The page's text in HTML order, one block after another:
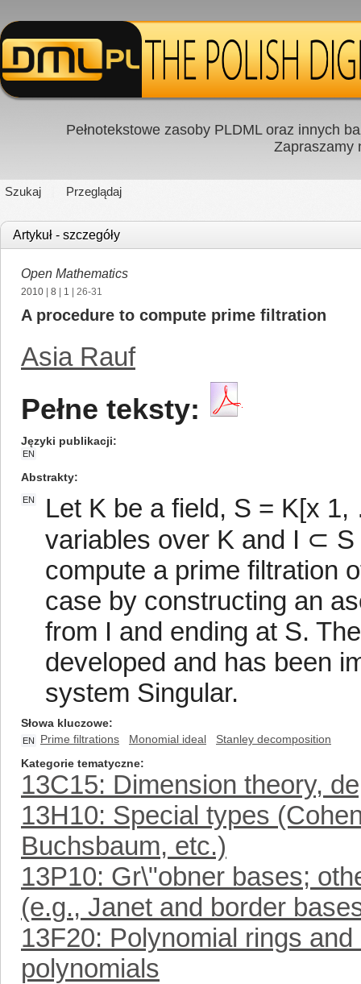
Pełnotekstowe zasoby PLDML oraz innych
Zapraszamy
Szukaj Przeglądaj
Artykuł - szczegóły
Open Mathematics
2010 8 1 | 26-31
A procedure to compute prime filtration
Asia Rauf
Pełne teksty:
Języki publikacji
EN
Abstrakty
EN
Let K be a field, S = K[x
variables over K and I ⊂
compute a prime filtration
case by constructing an
from I and ending at S.
developed and has been
system Singular.
Słowa kluczowe
EN Prime filtrations Monomial ideal
Stanley decomposition
Kategorie tematyczne
13C15: Dimension theory,
13H10: Special types
Buchsbaum, etc.)
13P10: Gr\"obner bases;
(e.g., Janet and border
13F20: Polynomial rings
polynomials